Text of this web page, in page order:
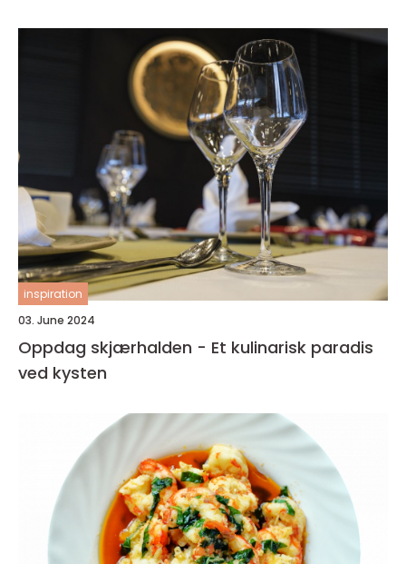
inspiration
03. June 2024
Oppdag skjærhalden - Et kulinarisk paradis
ved kysten